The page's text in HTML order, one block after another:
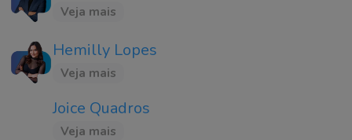
Veja mais
Hemilly Lopes
Veja mais
Joice Quadros
Veja mais